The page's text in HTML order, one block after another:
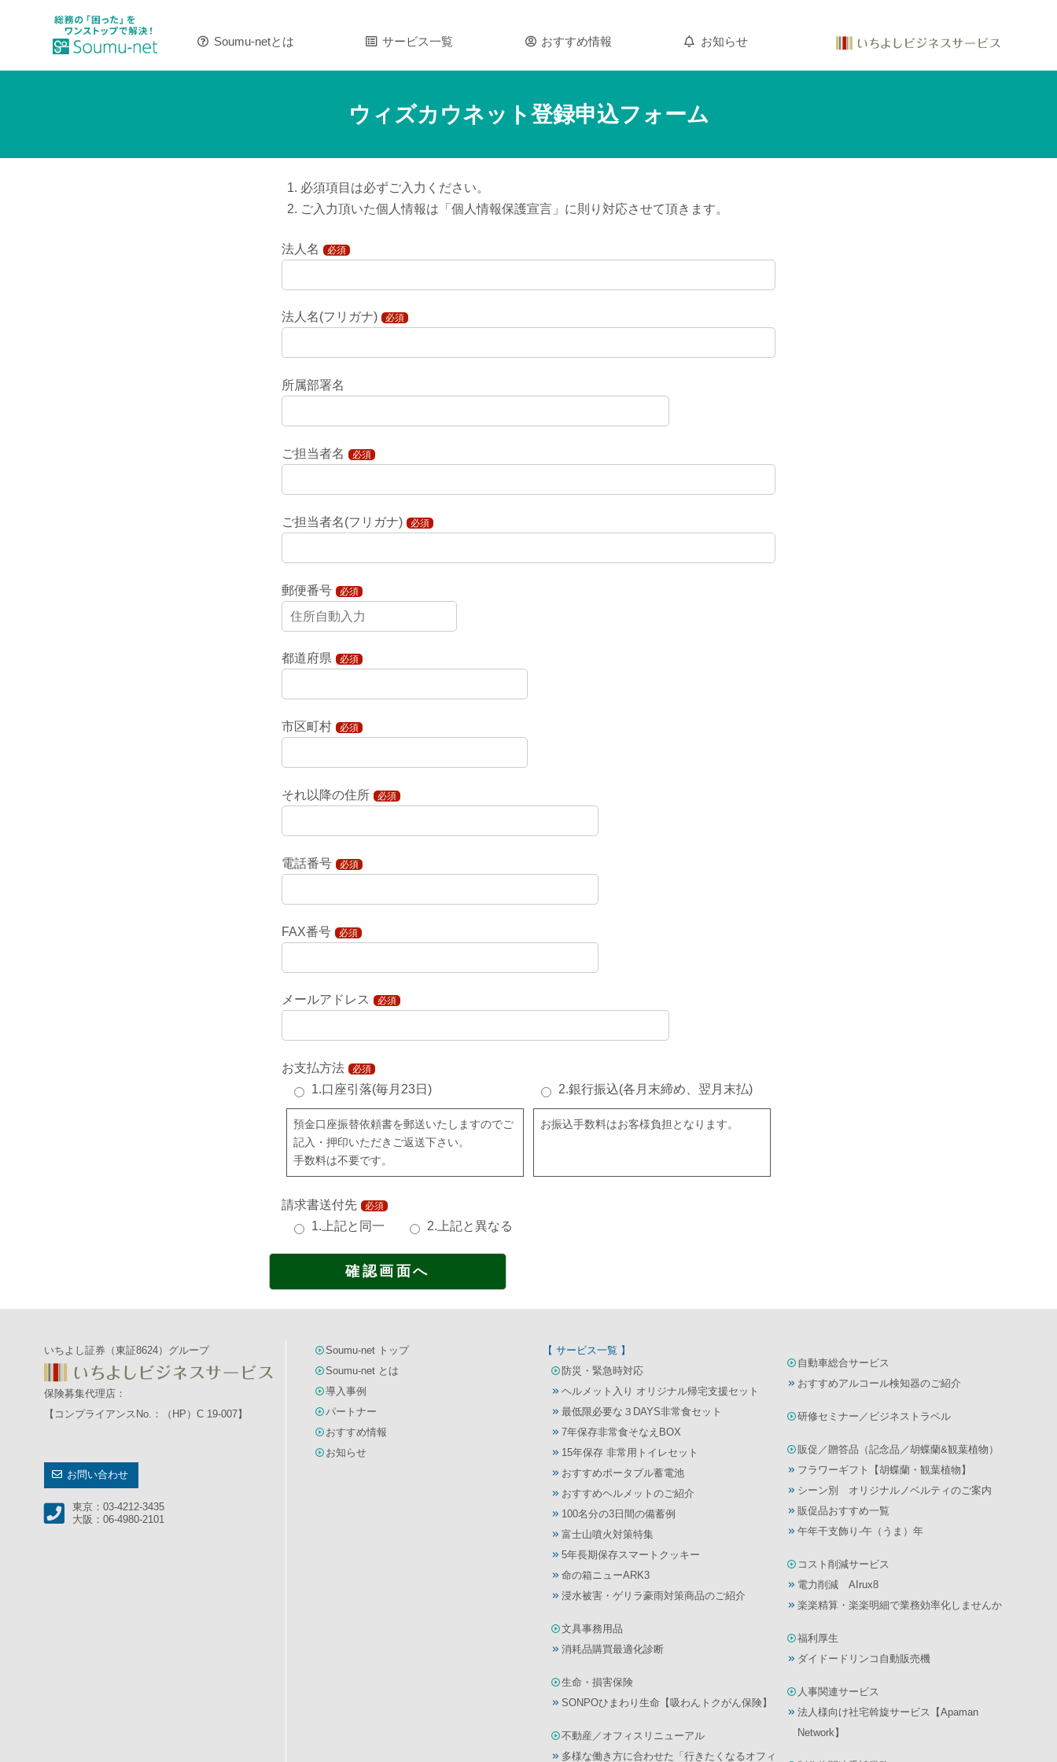
Soumu-netとは サービス一覧 おすすめ情報 お知らせ
ウィズカウネット登録申込フォーム
必須項目は必ずご入力ください。
ご入力頂いた個人情報は「個人情報保護宣言」に則り対応させて頂きます。
法人名 必須
法人名(フリガナ) 必須
所属部署名
ご担当者名 必須
ご担当者名(フリガナ) 必須
郵便番号 必須
都道府県 必須
市区町村 必須
それ以降の住所 必須
電話番号 必須
FAX番号 必須
メールアドレス 必須
お支払方法 必須
1.口座引落(毎月23日) 2.銀行振込(各月末締め、翌月末払)
預金口座振替依頼書を郵送いたしますのでご
記入・押印いただきご返送下さい。
手数料は不要です。
お振込手数料はお客様負担となります。
請求書送付先 必須
1.上記と同一 2.上記と異なる
いちよし証券（東証8624）グループ
保険募集代理店：
【コンプライアンスNo.：（HP）C 19-007】
お問い合わせ
東京：03-4212-3435
大阪：06-4980-2101
Soumu-net トップ
Soumu-net とは
導入事例
パートナー
おすすめ情報
お知らせ
【 サービス一覧 】
防災・緊急時対応
ヘルメット入り オリジナル帰宅支援セット
最低限必要な３DAYS非常食セット
7年保存非常食そなえBOX
15年保存 非常用トイレセット
おすすめポータブル蓄電池
おすすめヘルメットのご紹介
100名分の3日間の備蓄例
富士山噴火対策特集
5年長期保存スマートクッキー
命の箱ニューARK3
浸水被害・ゲリラ豪雨対策商品のご紹介
文具事務用品
消耗品購買最適化診断
生命・損害保険
SONPOひまわり生命【吸わんトクがん保険】
不動産／オフィスリニューアル
多様な働き方に合わせた「行きたくなるオフィ
自動車総合サービス
おすすめアルコール検知器のご紹介
研修セミナー／ビジネストラベル
販促／贈答品（記念品／胡蝶蘭&観葉植物）
フラワーギフト【胡蝶蘭・観葉植物】
シーン別 オリジナルノベルティのご案内
販促品おすすめ一覧
午年干支飾り-午（うま）年
コスト削減サービス
電力削減 AIrux8
楽楽精算・楽楽明細で業務効率化しませんか
福利厚生
ダイドードリンコ自動販売機
人事関連サービス
法人様向け社宅斡旋サービス【Apaman
Network】